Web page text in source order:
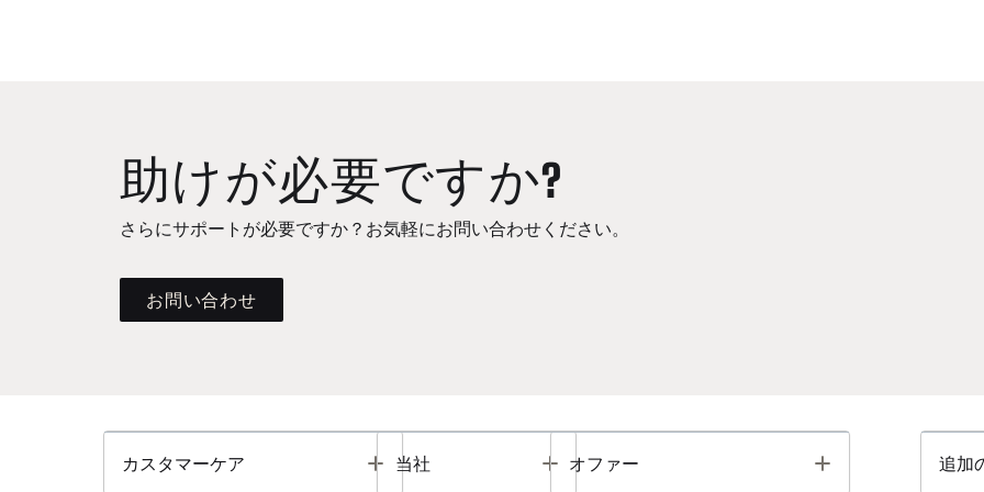
助けが必要ですか?
さらにサポートが必要ですか？お気軽にお問い合わせください。
お問い合わせ
カスタマーケア Toggle
当社 Toggle
オファー Toggle 追加